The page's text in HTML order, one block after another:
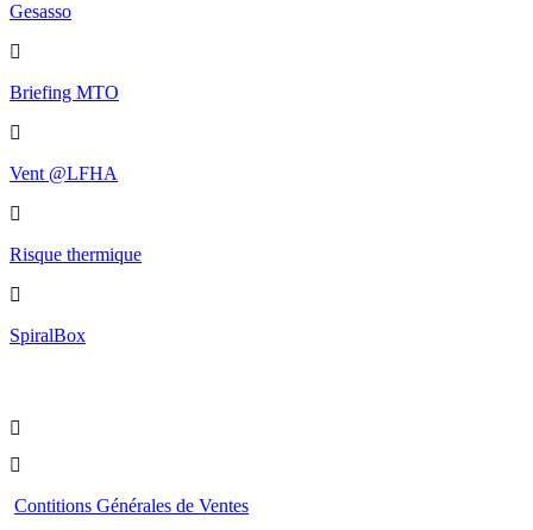
Gesasso
Briefing MTO
Vent @LFHA
Risque thermique
SpiralBox
Contitions Générales de Ventes